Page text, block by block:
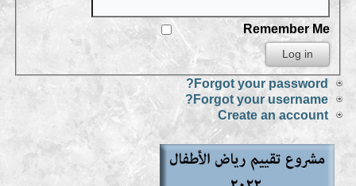
Remember Me
Forgot your password?
Forgot your username?
Create an account